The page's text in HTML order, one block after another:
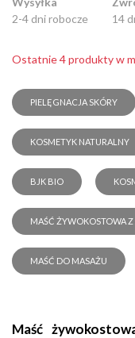
2-4 dni robocze
14
Ostatnie 4 produkty w
PIELĘGNACJA SKÓRY
KOSMETYK NATURALNY
BJK BIO
MAŚĆ ŻYWOKOSTOWA Z
MAŚĆ DO MASAŻU
Maść